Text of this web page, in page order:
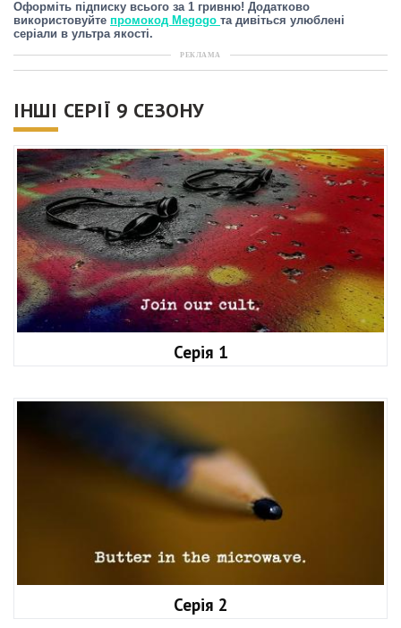
Оформіть підписку всього за 1 гривню! Додатково
використовуйте промокод Megogo та дивіться улюблені
серіали в ультра якості.
РЕКЛАМА
ІНШІ СЕРІЇ 9 СЕЗОНУ
Серія 1
Серія 2